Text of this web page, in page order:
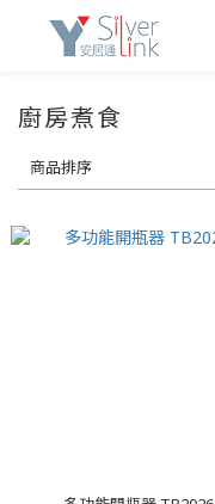
廚房煮食
商品排序